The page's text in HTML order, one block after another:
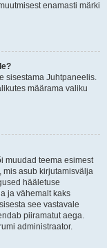
enamasti märki
sisestama Juhtpaneelis.
määrama valiku
muudad teema esimest
mis asub kirjutamisvälja
hääletuse
ja vähemalt kaks
see vastavale
piiramatut aega.
administraator.